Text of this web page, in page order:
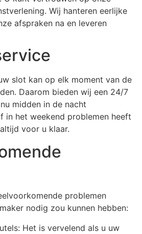
Wij hanteren eerlijke
afspraken na en leveren
slot kan op elk moment van de
Daarom bieden wij een 24/7
midden in de nacht
in het weekend problemen heeft
voor u klaar.
problemen
nodig zou kunnen hebben:
Het is vervelend als u uw